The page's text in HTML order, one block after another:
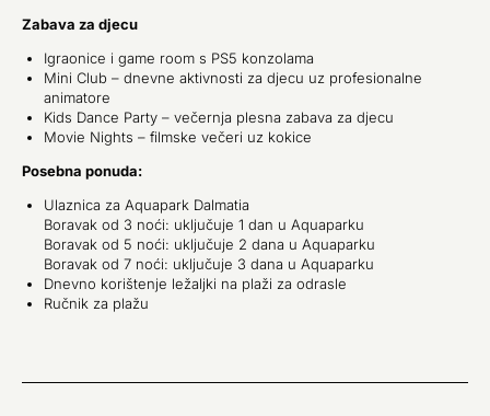
Zabava za djecu
Igraonice i game room s PS5 konzolama
Mini Club – dnevne aktivnosti za djecu uz profesionalne
animatore
Kids Dance Party – večernja plesna zabava za djecu
Movie Nights – filmske večeri uz kokice
Posebna ponuda:
Ulaznica za Aquapark Dalmatia
Boravak od 3 noći: uključuje 1 dan u Aquaparku
Boravak od 5 noći: uključuje 2 dana u Aquaparku
Boravak od 7 noći: uključuje 3 dana u Aquaparku
Dnevno korištenje ležaljki na plaži za odrasle
Ručnik za plažu